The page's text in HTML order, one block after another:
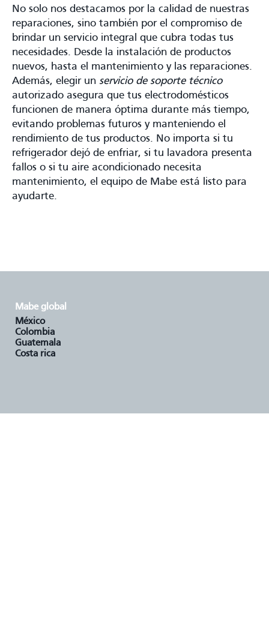
No solo nos destacamos por la calidad de nuestras
reparaciones, sino también por el compromiso de
brindar un servicio integral que cubra todas tus
necesidades. Desde la instalación de productos
nuevos, hasta el mantenimiento y las reparaciones.
Además, elegir un servicio de soporte técnico
autorizado asegura que tus electrodomésticos
funcionen de manera óptima durante más tiempo,
evitando problemas futuros y manteniendo el
rendimiento de tus productos. No importa si tu
refrigerador dejó de enfriar, si tu lavadora presenta
fallos o si tu aire acondicionado necesita
mantenimiento, el equipo de Mabe está listo para
ayudarte.
mabe global
méxico
colombia
guatemala
costa rica